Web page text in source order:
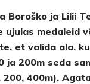
Boroško ja Lilii
ujulas medaleid
et valida ala,
ja 200m seda
200, 400m).